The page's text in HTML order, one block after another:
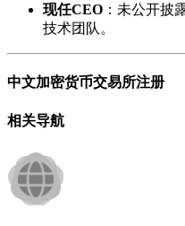
现任CEO ：未公开披
技术团队。
中文加密货币交易所注册
相关导航